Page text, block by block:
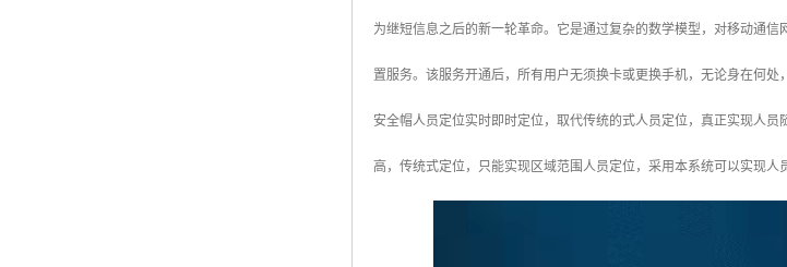
为继短信息之后的新一轮革命。它是通过复杂的数学模型，对移动通
置服务。该服务开通后，所有用户无须换卡或更换手机，无论身在何处
安全帽人员定位实时即时定位，取代传统的式人员定位，真正实现人
高，传统式定位，只能实现区域范围人员定位，采用本系统可以实现人